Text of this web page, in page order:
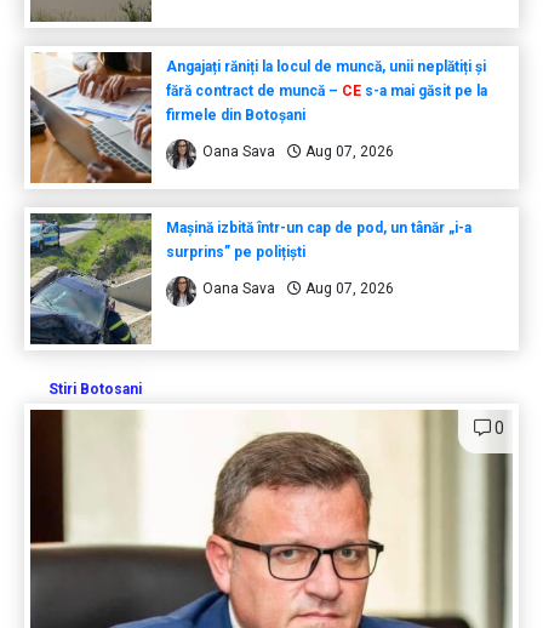
Angajați răniți la locul de muncă, unii neplătiți și
fără contract de muncă – CEs-a mai găsit pe la
firmele din Botoșani
Oana Sava Aug 07, 2026
Mașină izbită într-un cap de pod, un tânăr „i-a
surprins” pe polițiști
Oana Sava Aug 07, 2026
Stiri Botosani
0